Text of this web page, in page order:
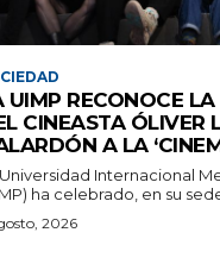
UIMP RECONOCE
CINEASTA ÓLIVER
A LA
Internacional
ha celebrado, en su
2026